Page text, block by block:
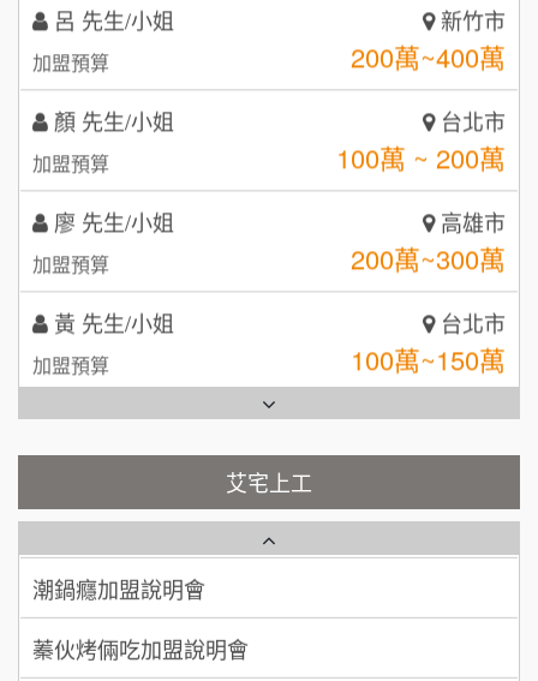
7 88thai發發泰-泰式飯行家
8 呷尚寶
9 SHARE TEA歇腳亭
10 TEA TOP台灣第一味
呂 先生/小姐 新竹市
加盟預算 200萬~400萬
顏 先生/小姐 台北市
加盟預算 100萬 ~ 200萬
廖 先生/小姐 高雄市
加盟預算 200萬~300萬
黃 先生/小姐 台北市
加盟預算 100萬~150萬
林 先生/小姐 屏東縣
加盟預算 100萬 ~ 200萬
吳 先生/小姐 屏東縣
加盟預算 100萬~200萬
周 先生/小姐 台北
加盟預算
艾宅上工
【曉妍美妝】誠徵行政櫃檯
自助洗衣店誠徵代洗收送人員(台中市)
MUSHEN徵SPA美容芳療師
日十。早午食加盟說明會
拾鑶火鍋加盟說明會
全家加盟說明會
彭富貴加盟說明會
NU PASTA義大利麵加盟說明會
潮鍋癮加盟說明會
蓁伙烤倆吃加盟說明會
藍象廷泰式火鍋加盟說明會
日十。早午食加盟說明會
上宇林加盟說明會